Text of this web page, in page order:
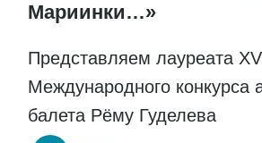
Мариинки…»
Представляем лауреата XV
Международного конкурса
балета Рёму Гуделева